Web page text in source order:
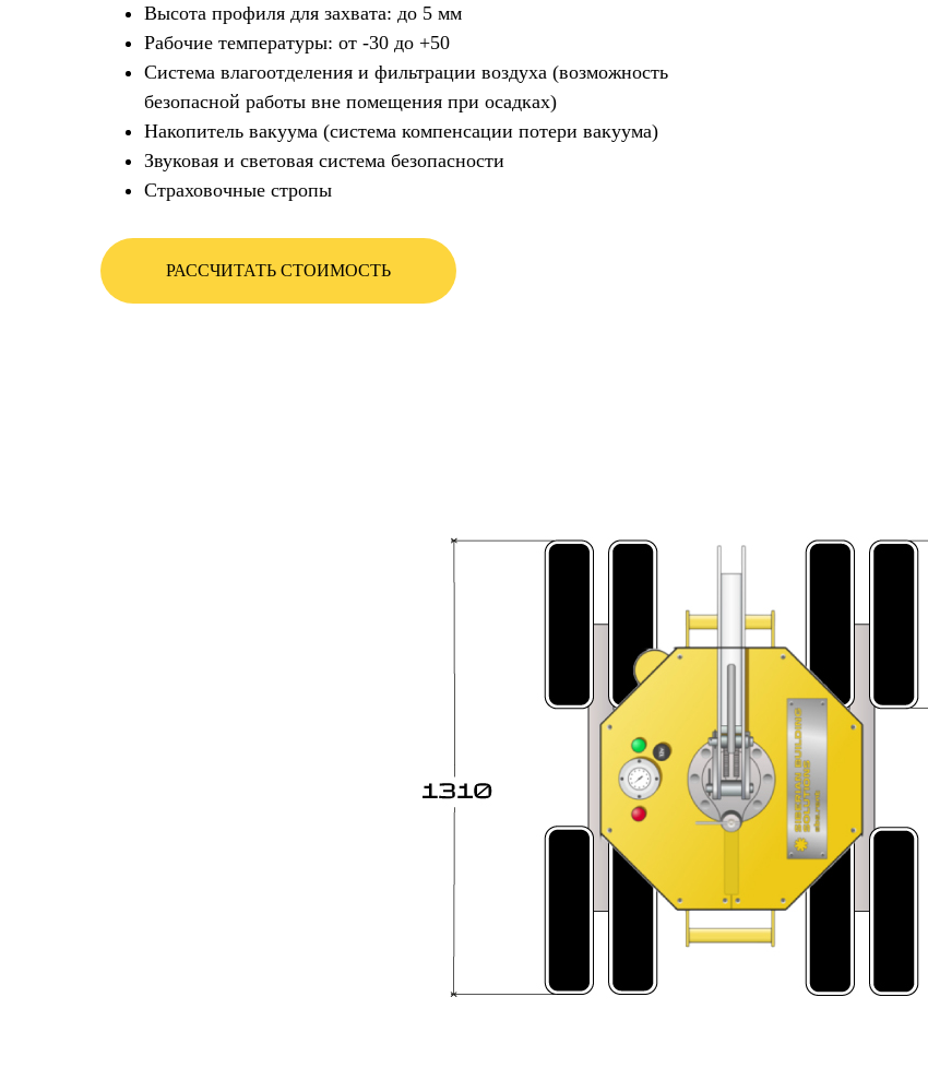
Высота профиля для захвата: до 5 мм
Рабочие температуры: от -30 до +50
Система влагоотделения и фильтрации воздуха (возможность
безопасной работы вне помещения при осадках)
Накопитель вакуума (система компенсации потери вакуума)
Звуковая и световая система безопасности
Страховочные стропы
РАССЧИТАТЬ СТОИМОСТЬ